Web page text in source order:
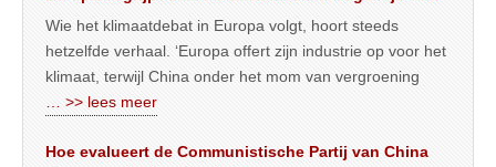
Wie het klimaatdebat in Europa volgt, hoort steeds
hetzelfde verhaal. ‘Europa offert zijn industrie op voor het
klimaat, terwijl China onder het mom van vergroening
… >> lees meer
Hoe evalueert de Communistische Partij van China